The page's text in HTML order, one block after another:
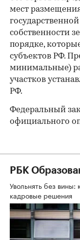
мест
собственности
порядке,
субъектов РФ.
минимальные)
участков
РФ.
Федеральный
официального
РБК
Увольнять без
кадровые решения